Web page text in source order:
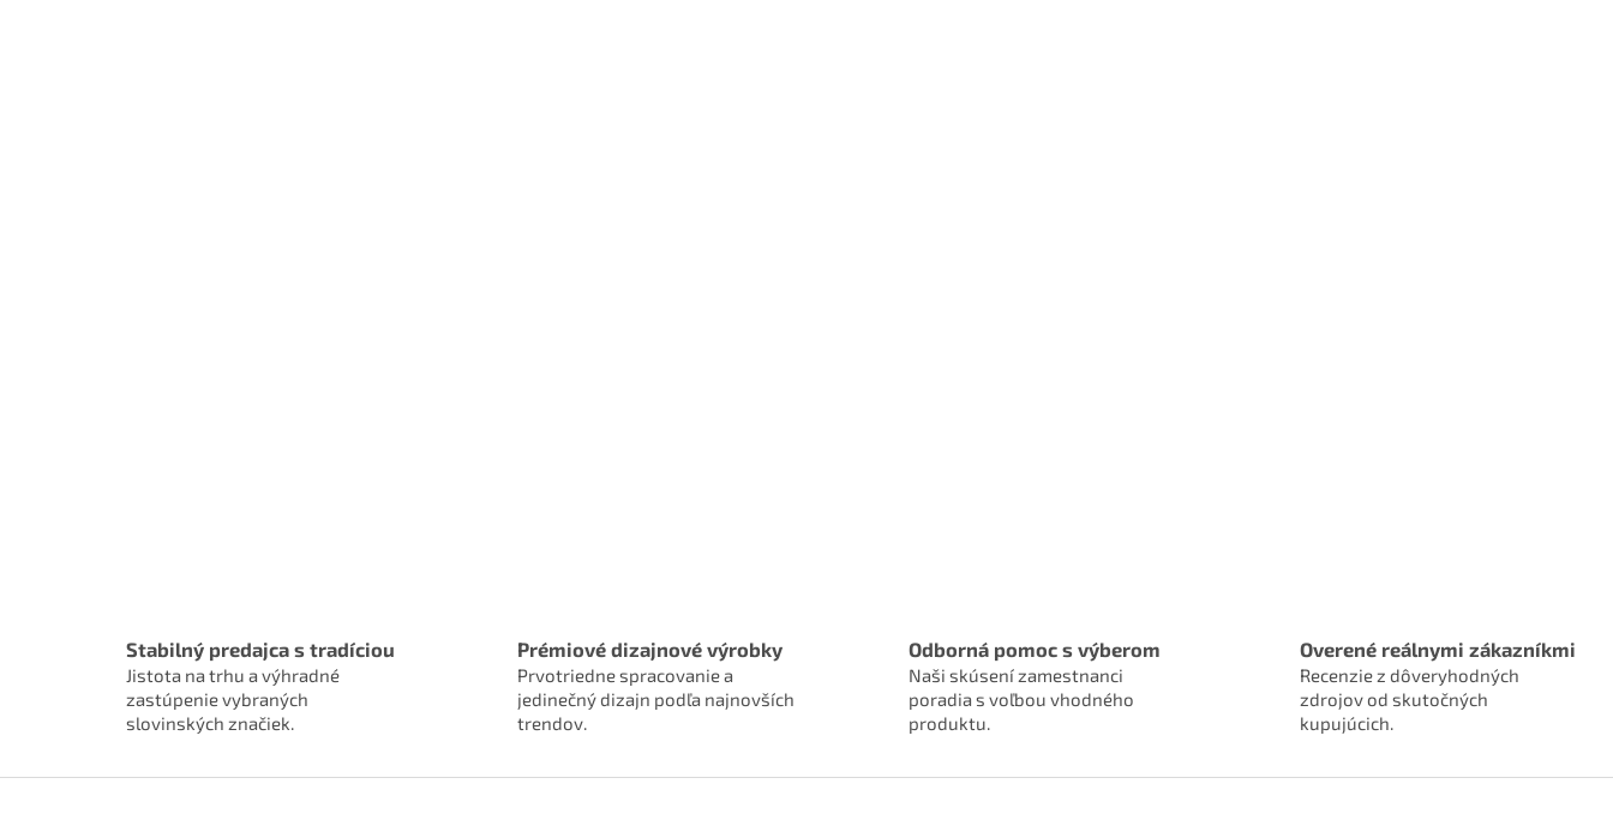
Stabilný predajca s tradíciou
Jistota na trhu a výhradné
zastúpenie vybraných
slovinských značiek.
Prémiové dizajnové výrobky
Prvotriedne spracovanie a
jedinečný dizajn podľa najnovších
trendov.
Odborná pomoc s výberom
Naši skúsení zamestnanci
poradia s voľbou vhodného
produktu.
Overené reálnymi zákazníkmi
Recenzie z dôveryhodných
zdrojov od skutočných
kupujúcich.